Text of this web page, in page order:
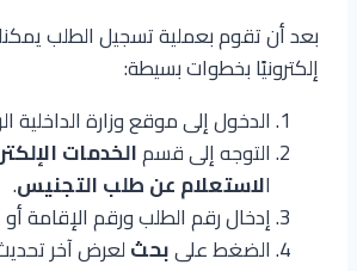
بعد أن تقوم بعملية تسجيل الطلب
إلكترونيًا بخطوات بسيطة:
الدخول إلى موقع وزارة الداخلية
التوجه إلى قسمالخدمات
الاستعلام عن طلب التجنيس.
إدخال رقم الطلب ورقم الإقامة أو
الضغط علىبحثلعرض آخر